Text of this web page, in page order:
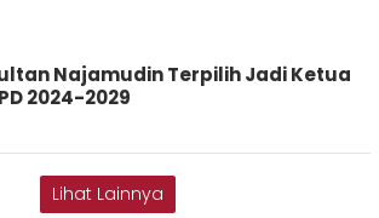
Najamudin Terpilih Jadi Ketua
2024-2029
Lihat Lainnya